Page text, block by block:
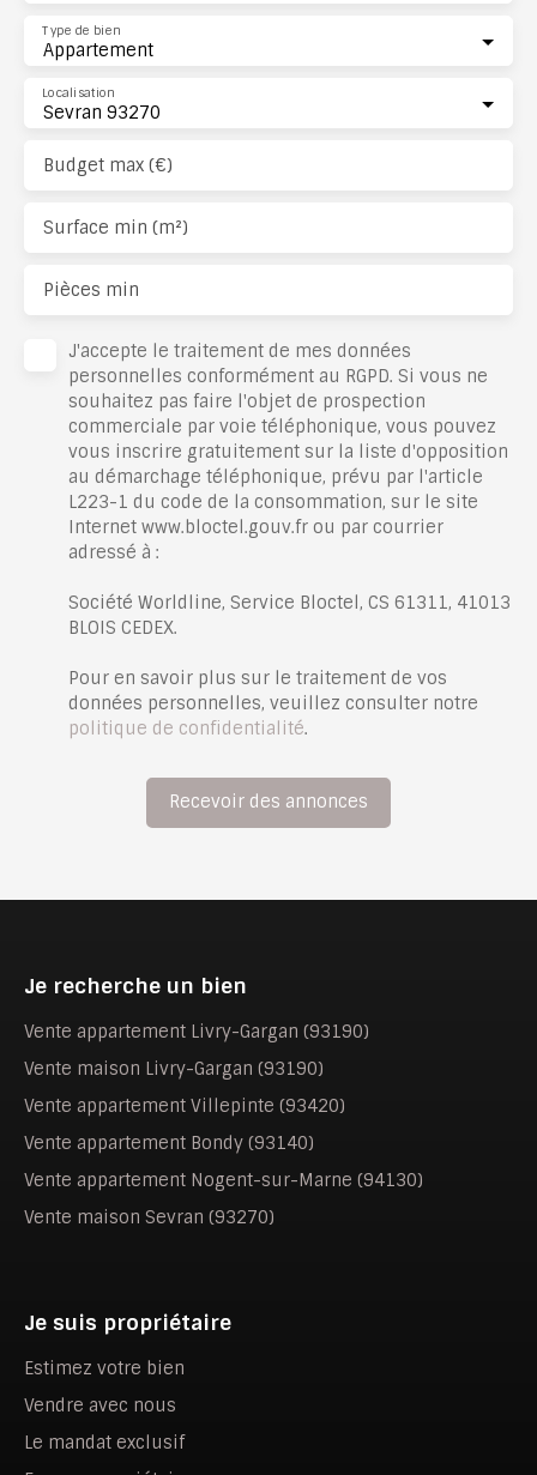
Appartement
Type de bien
Sevran 93270
Localisation
Budget max (€)
Surface min (m²)
Pièces min
J'accepte le traitement de mes données
personnelles conformément au RGPD. Si vous ne
souhaitez pas faire l'objet de prospection
commerciale par voie téléphonique, vous pouvez
vous inscrire gratuitement sur la liste d'opposition
au démarchage téléphonique, prévu par l'article
L223-1 du code de la consommation, sur le site
Internet www.bloctel.gouv.fr ou par courrier
adressé à :
Société Worldline, Service Bloctel, CS 61311, 41013
BLOIS CEDEX.
Pour en savoir plus sur le traitement de vos
données personnelles, veuillez consulter notre
politique de confidentialité.
Recevoir des annonces
Je recherche un bien
Vente appartement Livry-Gargan (93190)
Vente maison Livry-Gargan (93190)
Vente appartement Villepinte (93420)
Vente appartement Bondy (93140)
Vente appartement Nogent-sur-Marne (94130)
Vente maison Sevran (93270)
Je suis propriétaire
Estimez votre bien
Vendre avec nous
Le mandat exclusif